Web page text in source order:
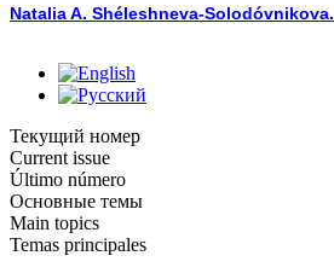
Natalia A. Shéleshneva-Solodóvnikova.
Текущий номер
Current issue
Último número
Основные темы
Main topics
Temas principales